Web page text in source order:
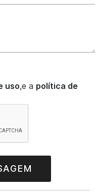
uso,e a política de